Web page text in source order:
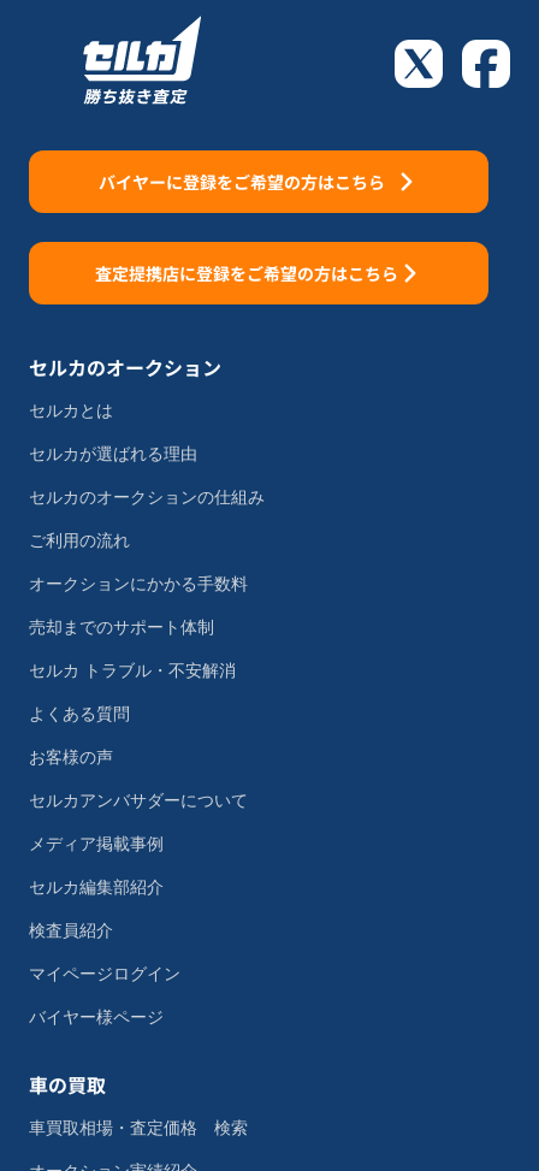
バイヤーに登録をご希望の方はこちら
査定提携店に登録をご希望の方はこちら
セルカのオークション
セルカとは
セルカが選ばれる理由
セルカのオークションの仕組み
ご利用の流れ
オークションにかかる手数料
売却までのサポート体制
セルカ トラブル・不安解消
よくある質問
お客様の声
セルカアンバサダーについて
メディア掲載事例
セルカ編集部紹介
検査員紹介
マイページログイン
バイヤー様ページ
車の買取
車買取相場・査定価格 検索